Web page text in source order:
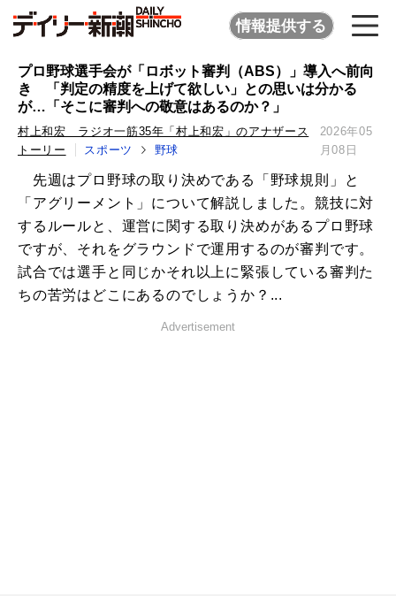
情報提供する
プロ野球選手会が「ロボット審判（ABS）」導入へ前向
き 「判定の精度を上げて欲しい」との思いは分かる
が…「そこに審判への敬意はあるのか？」
村上和宏 ラジオ一筋35年「村上和宏」のアナザース
トーリー
スポーツ 野球
2026年05
月08日
先週はプロ野球の取り決めである「野球規則」と
「アグリーメント」について解説しました。競技に対
するルールと、運営に関する取り決めがあるプロ野球
ですが、それをグラウンドで運用するのが審判です。
試合では選手と同じかそれ以上に緊張している審判た
ちの苦労はどこにあるのでしょうか？...
Advertisement